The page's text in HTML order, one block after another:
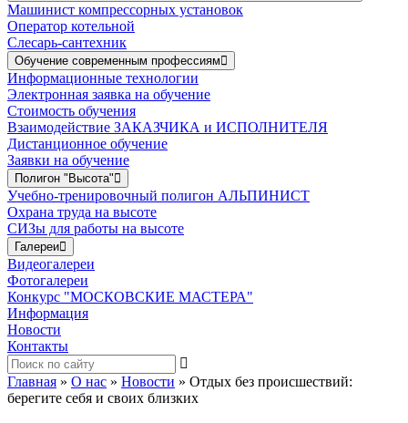
Машинист компрессорных установок
Оператор котельной
Слесарь-сантехник
Обучение современным профессиям
Информационные технологии
Электронная заявка на обучение
Стоимость обучения
Взаимодействие ЗАКАЗЧИКА и ИСПОЛНИТЕЛЯ
Дистанционное обучение
Заявки на обучение
Полигон "Высота"
Учебно-тренировочный полигон АЛЬПИНИСТ
Охрана труда на высоте
СИЗы для работы на высоте
Галереи
Видеогалереи
Фотогалереи
Конкурс "МОСКОВСКИЕ МАСТЕРА"
Информация
Новости
Контакты
Главная » О нас » Новости » Отдых без происшествий:
берегите себя и своих близких